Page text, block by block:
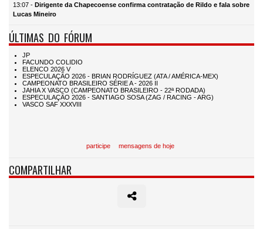
13:07 - Dirigente da Chapecoense confirma contratação de Rildo e fala sobre
Lucas Mineiro
ÚLTIMAS DO FÓRUM
participe mensagens de hoje
COMPARTILHAR